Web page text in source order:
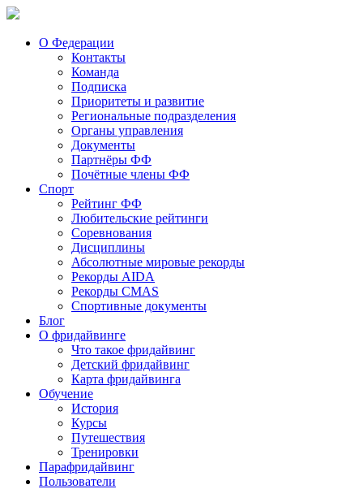
О Федерации
Контакты
Команда
Подписка
Приоритеты и развитие
Региональные подразделения
Органы управления
Документы
Партнёры ФФ
Почётные члены ФФ
Спорт
Рейтинг ФФ
Любительские рейтинги
Соревнования
Дисциплины
Абсолютные мировые рекорды
Рекорды AIDA
Рекорды CMAS
Спортивные документы
Блог
О фридайвинге
Что такое фридайвинг
Детский фридайвинг
Карта фридайвинга
Обучение
История
Курсы
Путешествия
Тренировки
Парафридайвинг
Пользователи